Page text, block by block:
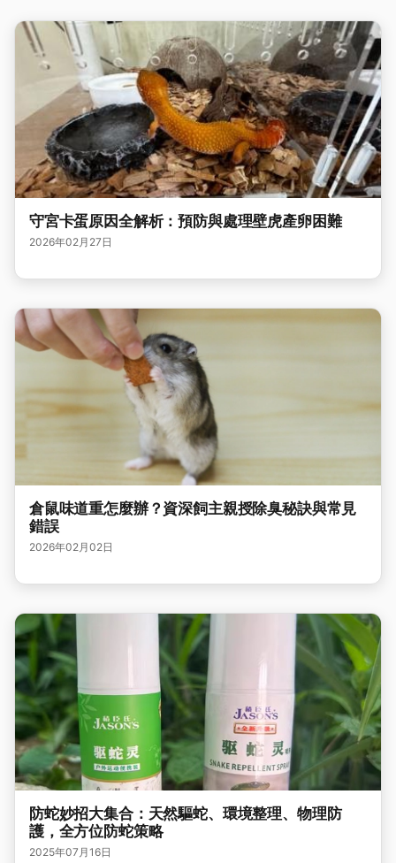
守宮卡蛋原因全解析：預防與處理壁虎產卵困難
2026年02月27日
倉鼠味道重怎麼辦？資深飼主親授除臭秘訣與常見
錯誤
2026年02月02日
防蛇妙招大集合：天然驅蛇、環境整理、物理防
護，全方位防蛇策略
2025年07月16日